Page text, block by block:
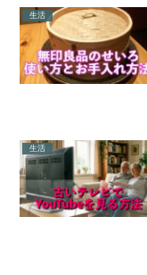
生活
生活